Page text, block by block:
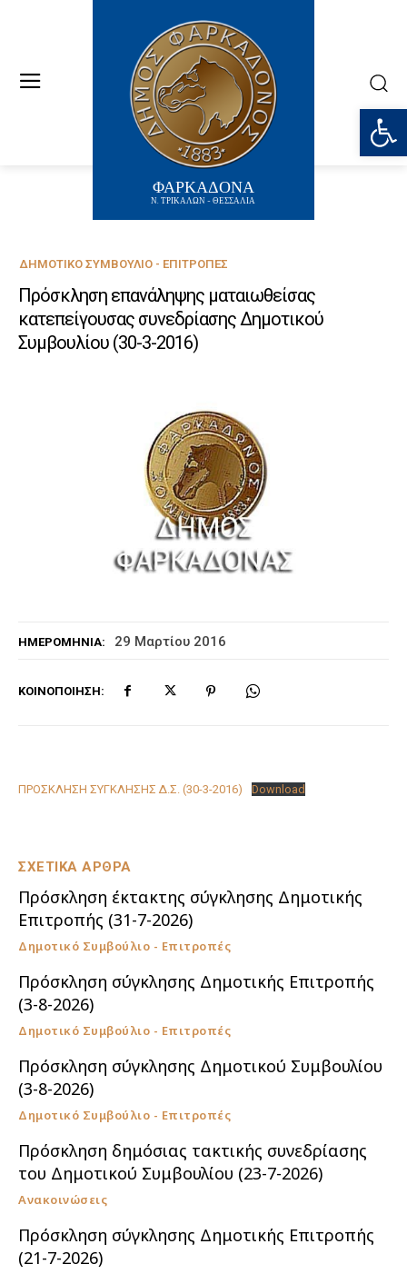
ΦΑΡΚΑΔΟΝΑ
Ν. ΤΡΙΚΑΛΩΝ - ΘΕΣΣΑΛΙΑ
ΗΜΕΡΟΜΗΝΊΑ: 29 Μαρτίου 2016
ΚΟΙΝΟΠΟΊΗΣΗ:
ΔΗΜΟΤΙΚΌ ΣΥΜΒΟΎΛΙΟ - ΕΠΙΤΡΟΠΈΣ
Πρόσκληση επανάληψης ματαιωθείσας
κατεπείγουσας συνεδρίασης Δημοτικού
Συμβουλίου (30-3-2016)
ΣΧΕΤΙΚΑ ΑΡΘΡΑ
Πρόσκληση έκτακτης σύγκλησης Δημοτικής
Επιτροπής (31-7-2026)
Δημοτικό Συμβούλιο - Επιτροπές
Πρόσκληση σύγκλησης Δημοτικής Επιτροπής
(3-8-2026)
Δημοτικό Συμβούλιο - Επιτροπές
Πρόσκληση σύγκλησης Δημοτικού Συμβουλίου
(3-8-2026)
Δημοτικό Συμβούλιο - Επιτροπές
Πρόσκληση δημόσιας τακτικής συνεδρίασης
του Δημοτικού Συμβουλίου (23-7-2026)
Ανακοινώσεις
Πρόσκληση σύγκλησης Δημοτικής Επιτροπής
(21-7-2026)
ΠΡΟΣΚΛΗΣΗ ΣΥΓΚΛΗΣΗΣ Δ.Σ. (30-3-2016) Download